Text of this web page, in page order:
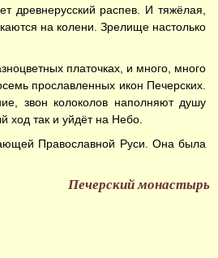
древнерусский распев. И тяжёлая,
на колени. Зрелище настолько
платочках, и много, много
прославленных икон Печерских.
звон колоколов наполняют душу
ход так и уйдёт на Небо.
Православной Руси. Она была
Печерский монастырь